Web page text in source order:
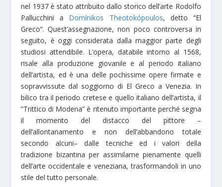
nel 1937 è stato attribuito dallo storico dell’arte Rodolfo
Pallucchini a Domínikos Theotokópoulos, detto “El
Greco”. Quest’assegnazione, non poco controversa in
seguito, è oggi considerata dalla maggior parte degli
studiosi attendibile. L’opera, databile intorno al 1568,
risale alla produzione giovanile e al periodo italiano
dell’artista, ed è una delle pochissime opere firmate e
sopravvissute dal soggiorno di El Greco a Venezia. In
bilico tra il periodo cretese e quello italiano dell’artista, il
“Trittico di Modena” è ritenuto importante perché segna
il momento del distacco del pittore –
dell’allontanamento e non dell’abbandono totale
secondo alcuni– dalle tecniche ed i valori della
tradizione bizantina per assimilarne pienamente quelli
dell’arte occidentale e veneziana, trasformandoli in uno
stile del tutto personale.